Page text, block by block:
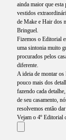
ainda maior que
vestidos
de Make e Hair dos
Bringuel.
Fizemos o Editorial
uma sintonia muito
procurados pelos
diferente.
A ideia de montar
pouco mais dos
fazendo cada
de seu casamento,
resolvemos então
Vejam o 4º Editorial